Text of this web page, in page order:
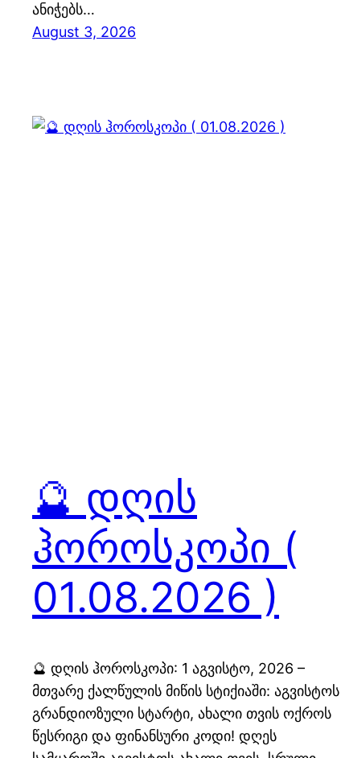
ანიჭებს…
August 3, 2026
🔮 დღის
ჰოროსკოპი (
01.08.2026 )
🔮 დღის ჰოროსკოპი: 1 აგვისტო, 2026 –
მთვარე ქალწულის მიწის სტიქიაში: აგვისტოს
გრანდიოზული სტარტი, ახალი თვის ოქროს
წესრიგი და ფინანსური კოდი! დღეს